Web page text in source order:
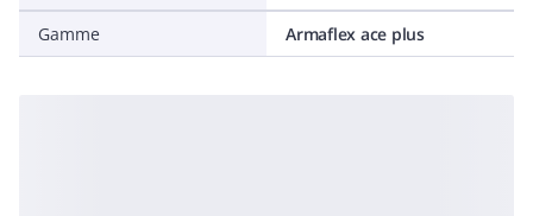
Gamme Armaflex ace plus